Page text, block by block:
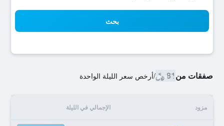
بحث
صفقات من81 ﷼ /أرخص سعر الليلة الواحدة
مزود الإجمالي في الليلة